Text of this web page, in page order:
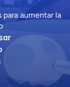
aumentar la